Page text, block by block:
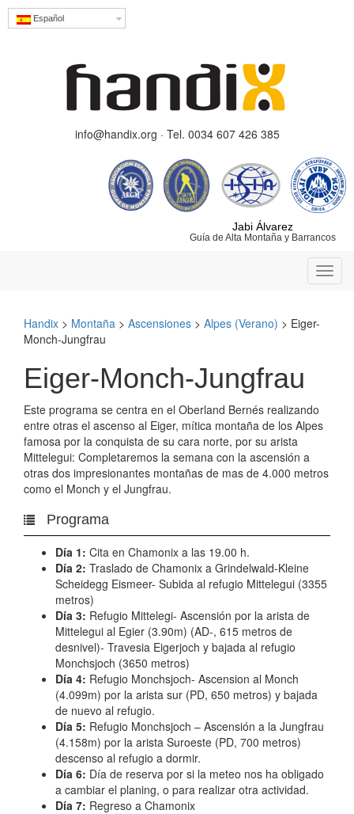
Español
info@handix.org · Tel. 0034 607 426 385
Jabi Álvarez
Guía de Alta Montaña y Barrancos
Handix > Montaña > Ascensiones > Alpes (Verano) > Eiger-
Monch-Jungfrau
Eiger-Monch-Jungfrau
Este programa se centra en el Oberland Bernés realizando
entre otras el ascenso al Eiger, mítica montaña de los Alpes
famosa por la conquista de su cara norte, por su arista
Mittelegui: Completaremos la semana con la ascensión a
otras dos impresionantes montañas de mas de 4.000 metros
como el Monch y el Jungfrau.
Programa
Día 1: Cita en Chamonix a las 19.00 h.
Día 2: Traslado de Chamonix a Grindelwald-Kleine
Scheidegg Eismeer- Subida al refugio Mittelegui (3355
metros)
Día 3: Refugio Mittelegi- Ascensión por la arista de
Mittelegui al Egier (3.90m) (AD-, 615 metros de
desnivel)- Travesia Eigerjoch y bajada al refugio
Monchsjoch (3650 metros)
Día 4: Refugio Monchsjoch- Ascension al Monch
(4.099m) por la arista sur (PD, 650 metros) y bajada
de nuevo al refugio.
Día 5: Refugio Monchsjoch – Ascensión a la Jungfrau
(4.158m) por la arista Suroeste (PD, 700 metros)
descenso al refugio a dormir.
Día 6: Día de reserva por si la meteo nos ha obligado
a cambiar el planing, o para realizar otra actividad.
Día 7: Regreso a Chamonix